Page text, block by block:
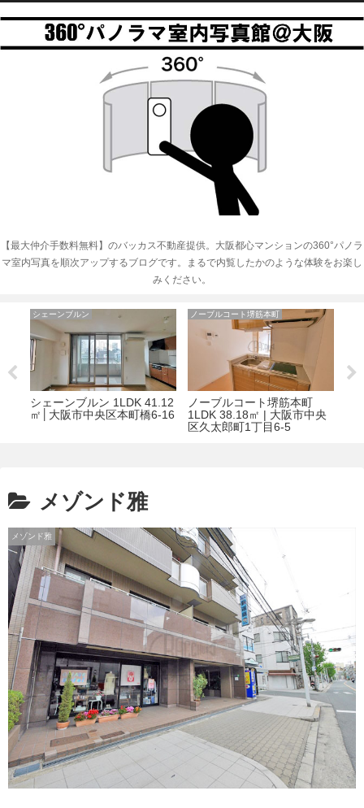
【最大仲介手数料無料】のバッカス不動産提供。大阪都心マンションの360°パノラ
マ室内写真を順次アップするブログです。まるで内覧したかのような体験をお楽し
みください。
コート堺筋本町
ルコート堺筋本町
38.18㎡ | 大阪市中央
KAISEI阿波座
KAISEI阿波座 1DK 40.12㎡
│大阪市西区立売堀４丁目9-
エイペックス上本町
エイペックス
28.80㎡｜大
本町西2丁目1-
メゾンド雅
メゾンド雅